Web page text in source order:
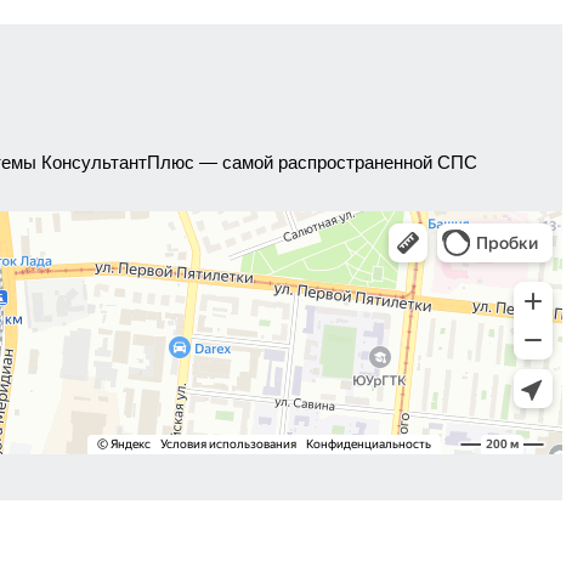
КонсультантПлюс — самой распространенной СПС